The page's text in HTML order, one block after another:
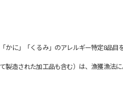
に」「くるみ」のアレルギー特定8品目
造された加工品も含む）は、漁獲漁法